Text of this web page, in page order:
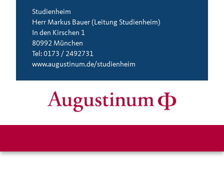
Studienheim
Herr Markus Bauer (Leitung Studienheim)
In den Kirschen 1
80992 München
Tel: 0173 / 2492731
www.augustinum.de/studienheim